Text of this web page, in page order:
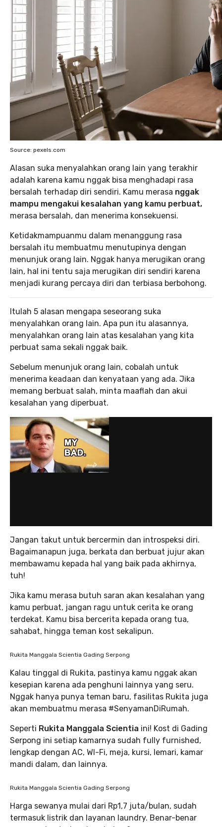
Source: pexels.com
Alasan suka menyalahkan orang lain yang terakhir
adalah karena kamu nggak bisa menghadapi rasa
bersalah terhadap diri sendiri. Kamu merasa nggak
mampu mengakui kesalahan yang kamu perbuat,
merasa bersalah, dan menerima konsekuensi.
Ketidakmampuanmu dalam menanggung rasa
bersalah itu membuatmu menutupinya dengan
menunjuk orang lain. Nggak hanya merugikan orang
lain, hal ini tentu saja merugikan diri sendiri karena
menjadi kurang percaya diri dan terbiasa berbohong.
Itulah 5 alasan mengapa seseorang suka
menyalahkan orang lain. Apa pun itu alasannya,
menyalahkan orang lain atas kesalahan yang kita
perbuat sama sekali nggak baik.
Sebelum menunjuk orang lain, cobalah untuk
menerima keadaan dan kenyataan yang ada. Jika
memang berbuat salah, minta maaflah dan akui
kesalahan yang diperbuat.
Jangan takut untuk bercermin dan introspeksi diri.
Bagaimanapun juga, berkata dan berbuat jujur akan
membawamu kepada hal yang baik pada akhirnya,
tuh!
Jika kamu merasa butuh saran akan kesalahan yang
kamu perbuat, jangan ragu untuk cerita ke orang
terdekat. Kamu bisa bercerita kepada orang tua,
sahabat, hingga teman kost sekalipun.
Rukita Manggala Scientia Gading Serpong
Kalau tinggal di Rukita, pastinya kamu nggak akan
kesepian karena ada penghuni lainnya yang seru.
Nggak hanya punya teman baru, fasilitas Rukita juga
akan membuatmu merasa #SenyamanDiRumah.
Seperti Rukita Manggala Scientia ini! Kost di Gading
Serpong ini setiap kamarnya sudah fully furnished,
lengkap dengan AC, WI-Fi, meja, kursi, lemari, kamar
mandi dalam, dan lainnya.
Rukita Manggala Scientia Gading Serpong
Harga sewanya mulai dari Rp1,7 juta/bulan, sudah
termasuk listrik dan layanan laundry. Benar-benar